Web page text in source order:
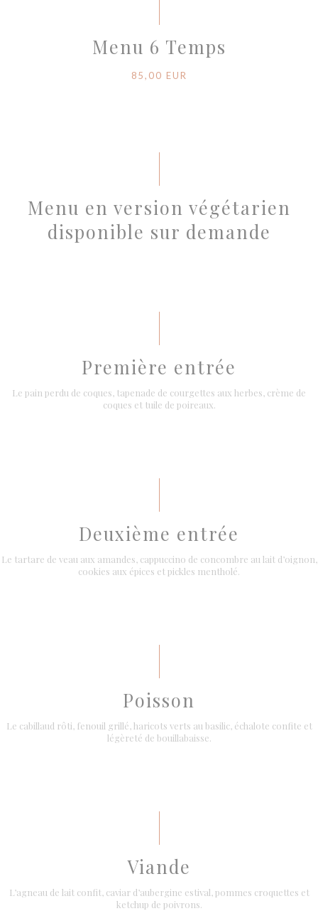
Menu 6 Temps
85,00 EUR
Menu en version végétarien
disponible sur demande
Première entrée
Le pain perdu de coques, tapenade de courgettes aux herbes, crème de
coques et tuile de poireaux.
Deuxième entrée
Le tartare de veau aux amandes, cappuccino de concombre au lait d’oignon,
cookies aux épices et pickles mentholé.
Poisson
Le cabillaud rôti, fenouil grillé, haricots verts au basilic, échalote confite et
légèreté de bouillabaisse.
Viande
L’agneau de lait confit, caviar d’aubergine estival, pommes croquettes et
ketchup de poivrons.